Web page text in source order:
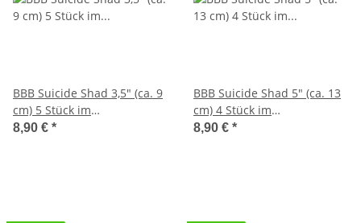
BBB Suicide Shad 3,5" (ca. 9
cm) 5 Stück im
Hartschalenblister
8,90 € *
BBB Suicide Shad 5" (ca. 13
cm) 4 Stück im
Hartschalenblister
8,90 € *